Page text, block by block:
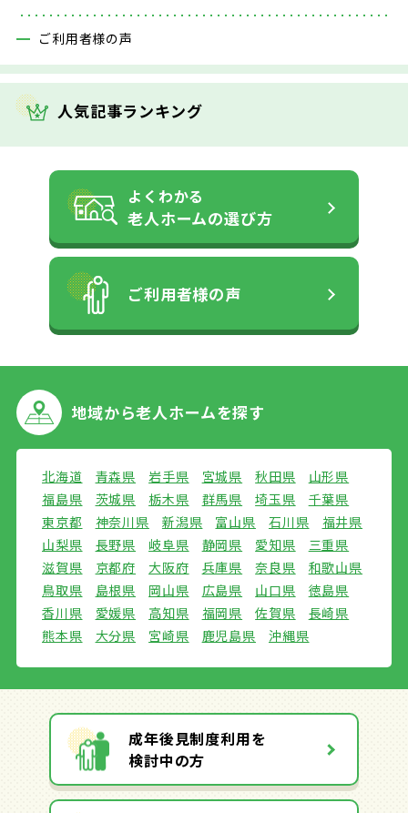
ご利用者様の声
人気記事ランキング
よくわかる
老人ホームの選び方
ご利用者様の声
地域から老人ホームを探す
北海道 青森県 岩手県 宮城県 秋田県
山形県
福島県
茨城県 栃木県 群馬県 埼玉県
千葉県
東京都
神奈川県 新潟県 富山県 石川県
福井県
山梨県
長野県 岐阜県 静岡県 愛知県
三重県
滋賀県
京都府 大阪府 兵庫県 奈良県
和歌山県
鳥取県
島根県 岡山県 広島県 山口県
徳島県
香川県
愛媛県 高知県 福岡県 佐賀県
長崎県
熊本県
大分県 宮崎県 鹿児島県 沖縄県
成年後見制度利用を
検討中の方